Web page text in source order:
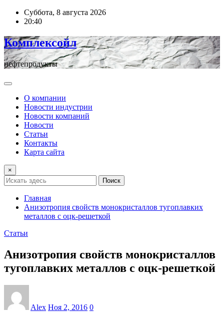
ПерейтиСуббота, 8 августа 2026
20:40
Комплексойл
нефтепродукты
О компании
Новости индустрии
Новости компаний
Новости
Статьи
Контакты
Карта сайта
×
Поиск
Главная
Анизотропия свойств монокристаллов тугоплавких
металлов с оцк-решеткой
Статьи
Анизотропия свойств монокристаллов
тугоплавких металлов с оцк-решеткой
Alex Ноя 2, 2016 0